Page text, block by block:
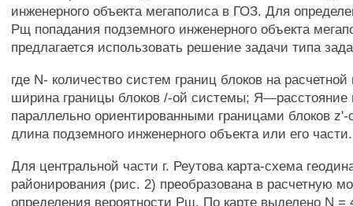
инженерного объекта мегаполиса в ГОЗ. Для
Рщ попадания подземного инженерного объекта
предлагается использовать решение задачи типа
где N- количество систем границ блоков на
ширина границы блоков /-ой системы;
параллельно ориентированными границами блоков
длина подземного инженерного объекта или его части.
Для центральной части г. Реутова карта-схема
районирования (рис. 2) преобразована в расчетную
определения вероятности Рщ. По карте выделено N =